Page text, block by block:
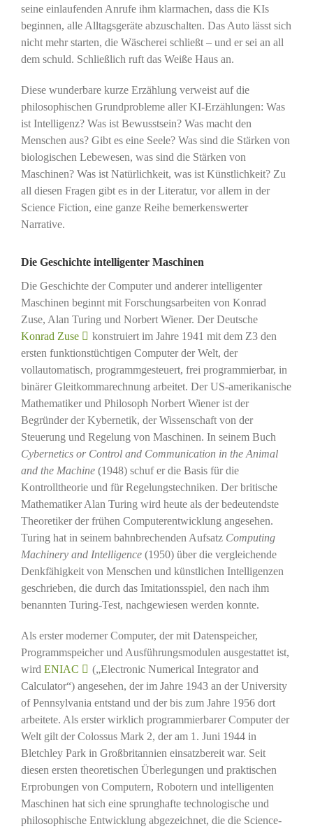
seine einlaufenden Anrufe ihm klarmachen, dass die KIs
beginnen, alle Alltagsgeräte abzuschalten. Das Auto lässt sich
nicht mehr starten, die Wäscherei schließt – und er sei an all
dem schuld. Schließlich ruft das Weiße Haus an.
Diese wunderbare kurze Erzählung verweist auf die
philosophischen Grundprobleme aller KI-Erzählungen: Was
ist Intelligenz? Was ist Bewusstsein? Was macht den
Menschen aus? Gibt es eine Seele? Was sind die Stärken von
biologischen Lebewesen, was sind die Stärken von
Maschinen? Was ist Natürlichkeit, was ist Künstlichkeit? Zu
all diesen Fragen gibt es in der Literatur, vor allem in der
Science Fiction, eine ganze Reihe bemerkenswerter
Narrative.
Die Geschichte intelligenter Maschinen
Die Geschichte der Computer und anderer intelligenter
Maschinen beginnt mit Forschungsarbeiten von Konrad
Zuse, Alan Turing und Norbert Wiener. Der Deutsche
Konrad Zuse
konstruiert im Jahre 1941 mit dem Z3 den
ersten funktionstüchtigen Computer der Welt, der
vollautomatisch, programmgesteuert, frei programmierbar, in
binärer Gleitkommarechnung arbeitet. Der US-amerikanische
Mathematiker und Philosoph Norbert Wiener ist der
Begründer der Kybernetik, der Wissenschaft von der
Steuerung und Regelung von Maschinen. In seinem Buch
Cybernetics or Control and Communication in the Animal
and the Machine(1948) schuf er die Basis für die
Kontrolltheorie und für Regelungstechniken. Der britische
Mathematiker Alan Turing wird heute als der bedeutendste
Theoretiker der frühen Computerentwicklung angesehen.
Turing hat in seinem bahnbrechenden Aufsatz Computing
Machinery and Intelligence (1950) über die vergleichende
Denkfähigkeit von Menschen und künstlichen Intelligenzen
geschrieben, die durch das Imitationsspiel, den nach ihm
benannten Turing-Test, nachgewiesen werden konnte.
Als erster moderner Computer, der mit Datenspeicher,
Programmspeicher und Ausführungsmodulen ausgestattet ist,
wird ENIAC
(„Electronic Numerical Integrator and
Calculator“) angesehen, der im Jahre 1943 an der University
of Pennsylvania entstand und der bis zum Jahre 1956 dort
arbeitete. Als erster wirklich programmierbarer Computer der
Welt gilt der Colossus Mark 2, der am 1. Juni 1944 in
Bletchley Park in Großbritannien einsatzbereit war. Seit
diesen ersten theoretischen Überlegungen und praktischen
Erprobungen von Computern, Robotern und intelligenten
Maschinen hat sich eine sprunghafte technologische und
philosophische Entwicklung abgezeichnet, die die Science-